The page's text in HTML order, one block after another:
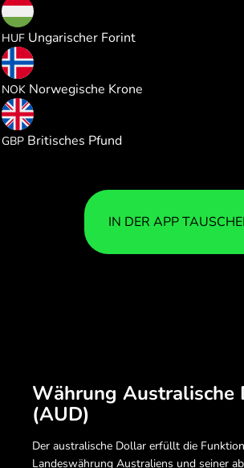
HUF Ungarischer Forint
NOK Norwegische Krone
GBP Britisches Pfund
IN DER APP
Währung Australische
(AUD)
Der australische Dollar erfüllt die
Landeswährung Australiens und seiner